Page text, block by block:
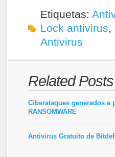
Etiquetas:
Lock antivirus,
Antivirus
Related Posts
Ciberataques generados a
RANSOMWARE
Antivirus Gratuito de